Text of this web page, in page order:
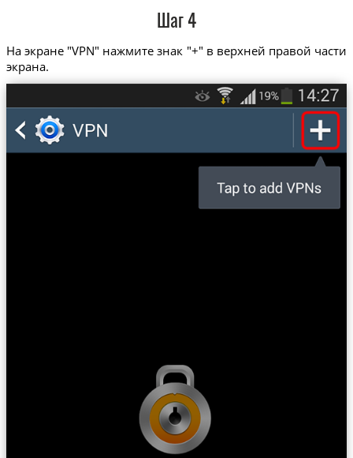
Шаг 4
На экране "VPN" нажмите знак "+" в верхней правой части
экрана.